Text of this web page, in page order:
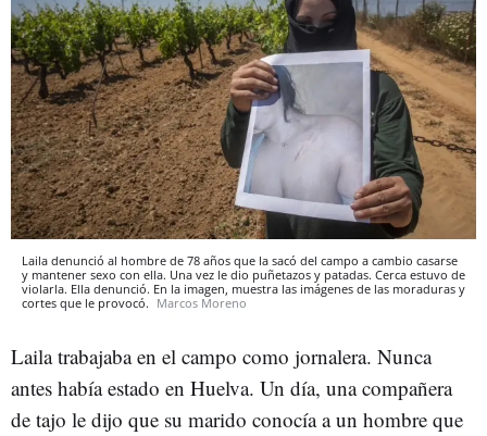
Laila denunció al hombre de 78 años que la sacó del campo a cambio casarse
y mantener sexo con ella. Una vez le dio puñetazos y patadas. Cerca estuvo de
violarla. Ella denunció. En la imagen, muestra las imágenes de las moraduras y
cortes que le provocó. Marcos Moreno
Laila trabajaba en el campo como jornalera. Nunca
antes había estado en Huelva. Un día, una compañera
de tajo le dijo que su marido conocía a un hombre que